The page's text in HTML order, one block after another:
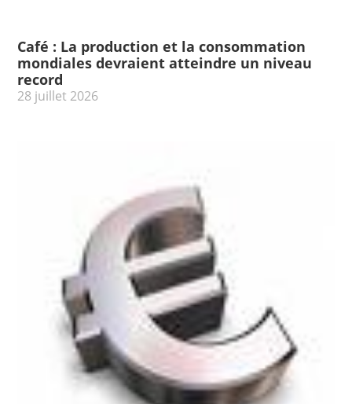
Café : La production et la consommation
mondiales devraient atteindre un niveau
record
28 juillet 2026